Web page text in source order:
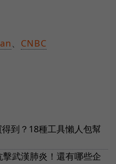
、 CNBC
到？18種工具懶人包幫
武漢肺炎！還有哪些企